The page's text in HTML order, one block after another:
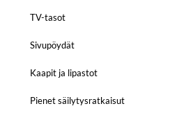
TV-tasot
Sivupöydät
Kaapit ja lipastot
Pienet säilytysratkaisut